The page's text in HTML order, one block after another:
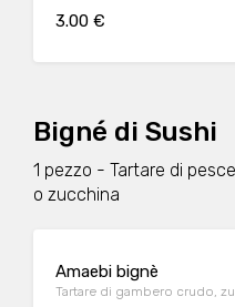
3.00 €
Bigné di Sushi
1 pezzo - Tartare di
o zucchina
Amaebi bignè
Tartare di gambero crudo,